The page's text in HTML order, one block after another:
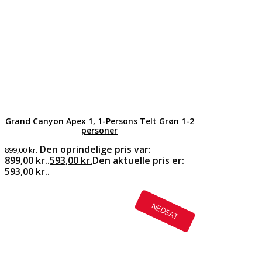
Grand Canyon Apex 1, 1-Persons Telt Grøn 1-2
personer
899,00kr. Den oprindelige pris var:
899,00 kr..593,00 kr.Den aktuelle pris er:
593,00 kr..
NEDSAT